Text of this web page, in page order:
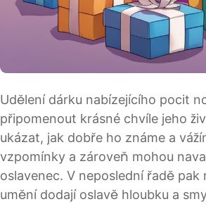
Udělení dárku nabízejícího pocit
připomenout krásné chvíle jeho
ukázat, jak dobře ho známe a
vzpomínky a zároveň mohou
oslavenec. V neposlední řadě
umění dodají oslavě hloubku a